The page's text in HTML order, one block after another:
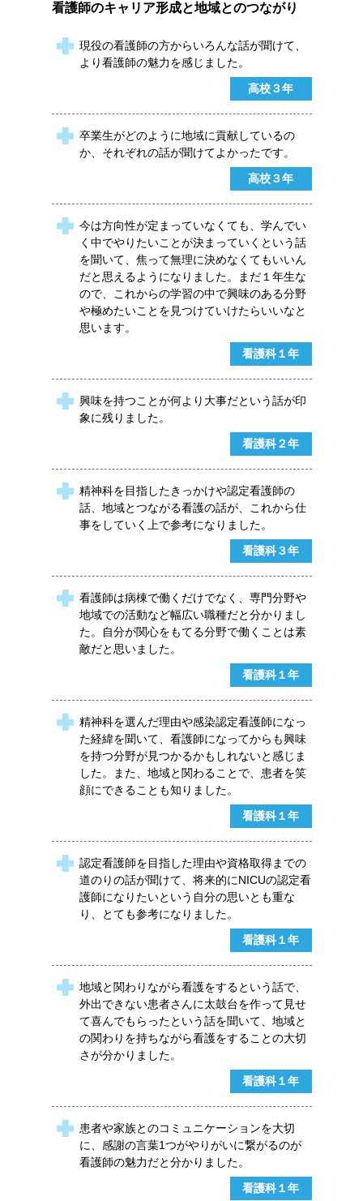
看護師のキャリア形成と地域とのつながり
現役の看護師の方からいろんな話が聞けて、
より看護師の魅力を感じました。
高校３年
卒業生がどのように地域に貢献しているの
か、それぞれの話が聞けてよかったです。
高校３年
今は方向性が定まっていなくても、学んでい
く中でやりたいことが決まっていくという話
を聞いて、焦って無理に決めなくてもいいん
だと思えるようになりました。まだ１年生な
ので、これからの学習の中で興味のある分野
や極めたいことを見つけていけたらいいなと
思います。
看護科１年
興味を持つことが何より大事だという話が印
象に残りました。
看護科２年
精神科を目指したきっかけや認定看護師の
話、地域とつながる看護の話が、これから仕
事をしていく上で参考になりました。
看護科３年
看護師は病棟で働くだけでなく、専門分野や
地域での活動など幅広い職種だと分かりまし
た。自分が関心をもてる分野で働くことは素
敵だと思いました。
看護科１年
精神科を選んだ理由や感染認定看護師になっ
た経緯を聞いて、看護師になってからも興味
を持つ分野が見つかるかもしれないと感じま
した。また、地域と関わることで、患者を笑
顔にできることも知りました。
看護科１年
認定看護師を目指した理由や資格取得までの
道のりの話が聞けて、将来的にNICUの認定看
護師になりたいという自分の思いとも重な
り、とても参考になりました。
看護科１年
地域と関わりながら看護をするという話で、
外出できない患者さんに太鼓台を作って見せ
て喜んでもらったという話を聞いて、地域と
の関わりを持ちながら看護をすることの大切
さが分かりました。
看護科１年
患者や家族とのコミュニケーションを大切
に、感謝の言葉1つがやりがいに繋がるのが
看護師の魅力だと分かりました。
看護科１年